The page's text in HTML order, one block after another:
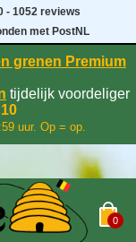
- 1052 reviews
met PostNL
grenen Premium
tijdelijk voordeliger
uur. Op = op.
0